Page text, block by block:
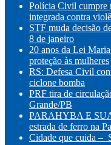
Polícia Civil cumpre
integrada contra
STF muda decisão
8 de janeiro
20 anos da Lei
proteção às mulheres
RS: Defesa Civil
ciclone bomba
PRF tira de
Grande/PB
PARAHYBA E
estrada de ferro na
Cidade que cuida –